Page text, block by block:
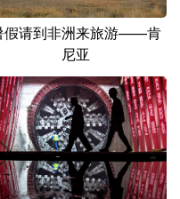
假请到非洲来旅游——肯
尼亚